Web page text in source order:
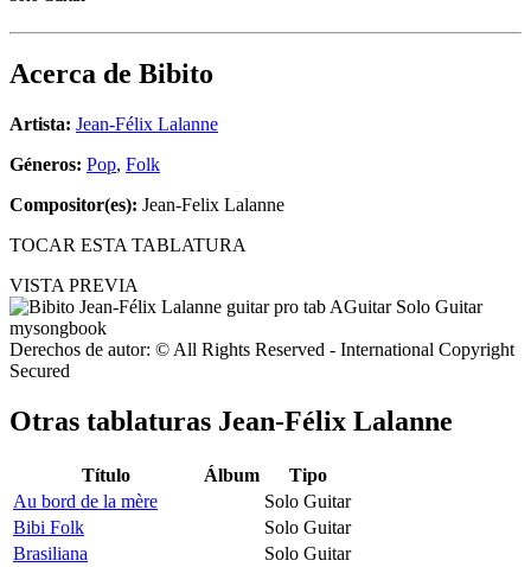
Acerca de Bibito
Artista: Jean-Félix Lalanne
Géneros: Pop, Folk
Compositor(es): Jean-Felix Lalanne
TOCAR ESTA TABLATURA
VISTA PREVIA
Derechos de autor: © All Rights Reserved - International Copyright
Secured
Otras tablaturas Jean-Félix Lalanne
Título Álbum
Tipo
Au bord de la mère
Solo Guitar
Bibi Folk
Solo Guitar
Brasiliana
Solo Guitar